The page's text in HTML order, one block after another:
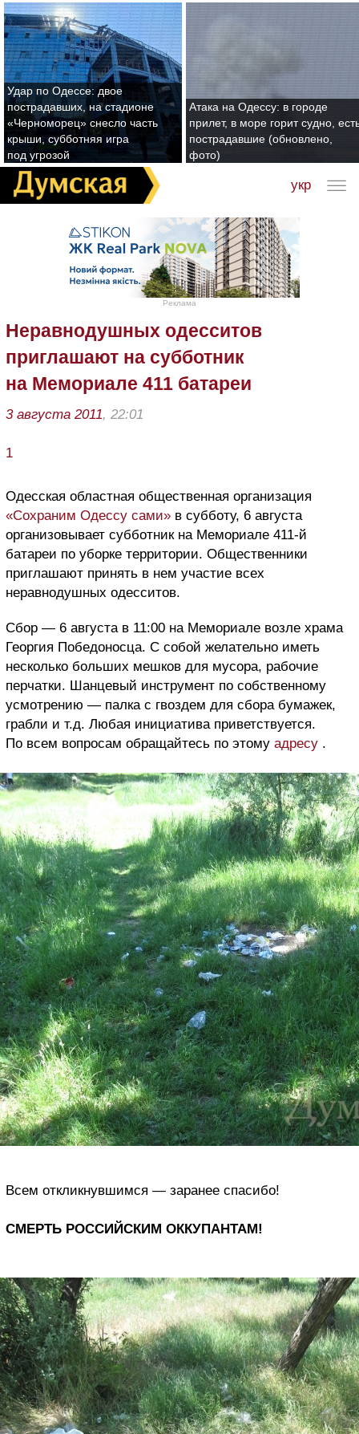
Удар по Одессе: двое
пострадавших, на стадионе
«Черноморец» снесло часть
крыши, субботняя игра
под угрозой
Атака на Одессу: в городе
прилет, в море горит судно,
пострадавшие (обновлено,
фото)
укр
Реклама
Неравнодушных одесситов
приглашают на субботник
на Мемориале 411 батареи
3 августа 2011, 22:01
1
Одесская областная общественная организация
«Сохраним Одессу сами» в субботу, 6 августа
организовывает субботник на Мемориале 411-й
батареи по уборке территории. Общественники
приглашают принять в нем участие всех
неравнодушных одесситов.
Сбор — 6 августа в 11:00 на Мемориале возле храма
Георгия Победоносца. С собой желательно иметь
несколько больших мешков для мусора, рабочие
перчатки. Шанцевый инструмент по собственному
усмотрению — палка с гвоздем для сбора бумажек,
грабли и т.д. Любая инициатива приветствуется.
По всем вопросам обращайтесь по этому адресу .
Всем откликнувшимся — заранее спасибо!
СМЕРТЬ РОССИЙСКИМ ОККУПАНТАМ!